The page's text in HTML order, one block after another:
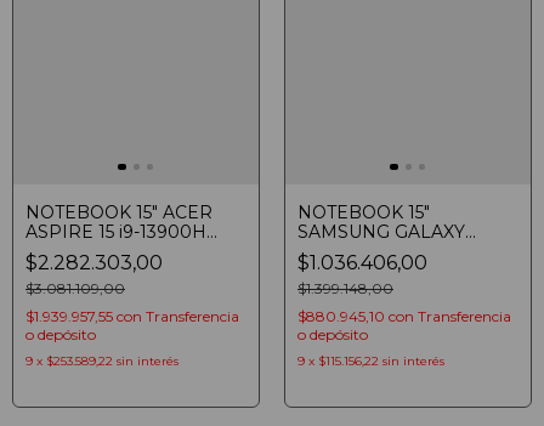
NOTEBOOK 15" ACER
ASPIRE 15 i9-13900H
16GB SSD 1TB FHD IPS
GRAY
$2.282.303,00
$3.081.109,00
$1.939.957,55 con Transferencia
o depósito
9 x $253.589,22 sin interés
NOTEBOOK 15"
SAMSUNG GALAXY
BOOK i5-1135G7 8GB SSD
256GB FULLHD
WINDOWS 10 PRO
MYSTIC SILVER (887276
$1.036.406,00
$1.399.148,00
$880.945,10 con Transferencia
o depósito
9 x $115.156,22 sin interés